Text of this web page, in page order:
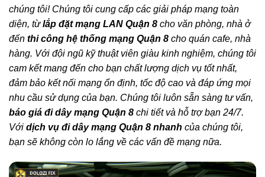
chúng tôi! Chúng tôi cung cấp các giải pháp mạng toàn
diện, từlắp đặt mạng LAN Quận 8 cho văn phòng, nhà ở
đến thi công hệ thống mạng Quận 8 cho quán cafe, nhà
hàng. Với đội ngũ kỹ thuật viên giàu kinh nghiệm, chúng tôi
cam kết mang đến cho bạn chất lượng dịch vụ tốt nhất,
đảm bảo kết nối mạng ổn định, tốc độ cao và đáp ứng mọi
nhu cầu sử dụng của bạn. Chúng tôi luôn sẵn sàng tư vấn,
báo giá đi dây mạng Quận 8 chi tiết và hỗ trợ bạn 24/7.
Với dịch vụ đi dây mạng Quận 8 nhanh của chúng tôi,
bạn sẽ không còn lo lắng về các vấn đề mạng nữa.